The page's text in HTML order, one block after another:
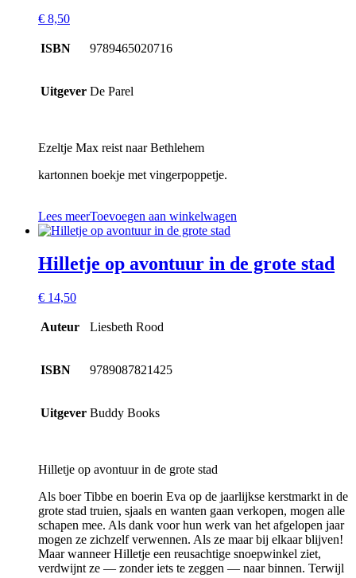
€ 8,50
ISBN 9789465020716
Uitgever De Parel
Ezeltje Max reist naar Bethlehem
kartonnen boekje met vingerpoppetje.
Lees meerToevoegen aan winkelwagen
Hilletje op avontuur in de grote stad
€ 14,50
Auteur Liesbeth Rood
ISBN 9789087821425
Uitgever Buddy Books
Hilletje op avontuur in de grote stad
Als boer Tibbe en boerin Eva op de jaarlijkse kerstmarkt in de
grote stad truien, sjaals en wanten gaan verkopen, mogen alle
schapen mee. Als dank voor hun werk van het afgelopen jaar
mogen ze zichzelf verwennen. Als ze maar bij elkaar blijven!
Maar wanneer Hilletje een reusachtige snoepwinkel ziet,
verdwijnt ze — zonder iets te zeggen — naar binnen. Terwijl